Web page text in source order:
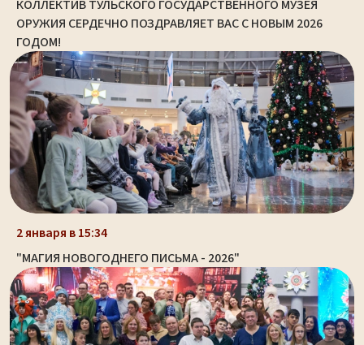
КОЛЛЕКТИВ ТУЛЬСКОГО ГОСУДАРСТВЕННОГО МУЗЕЯ
ОРУЖИЯ СЕРДЕЧНО ПОЗДРАВЛЯЕТ ВАС С НОВЫМ 2026
ГОДОМ!
2 января в 15:34
"МАГИЯ НОВОГОДНЕГО ПИСЬМА - 2026"